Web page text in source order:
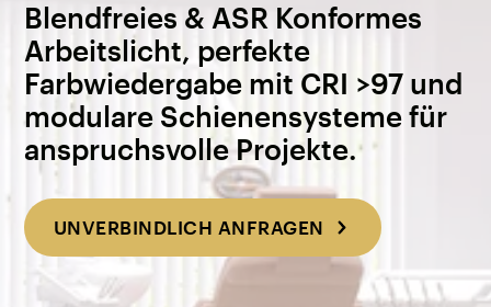
Blendfreies & ASR Konformes
Arbeitslicht, perfekte
Farbwiedergabe mit CRI >97 und
modulare Schienensysteme für
anspruchsvolle Projekte.
UNVERBINDLICH ANFRAGEN